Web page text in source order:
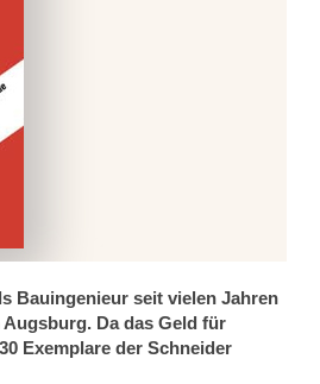
Bauingenieur seit vielen Jahren
Da das Geld für
Exemplare der Schneider